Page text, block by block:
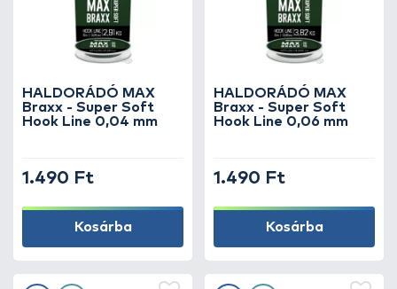
HALDORÁDÓ MAX
Braxx - Super Soft
Hook Line 0,04 mm
1.490 Ft
Kosárba
HALDORÁDÓ MAX
Braxx - Super Soft
Hook Line 0,06 mm
1.490 Ft
Kosárba